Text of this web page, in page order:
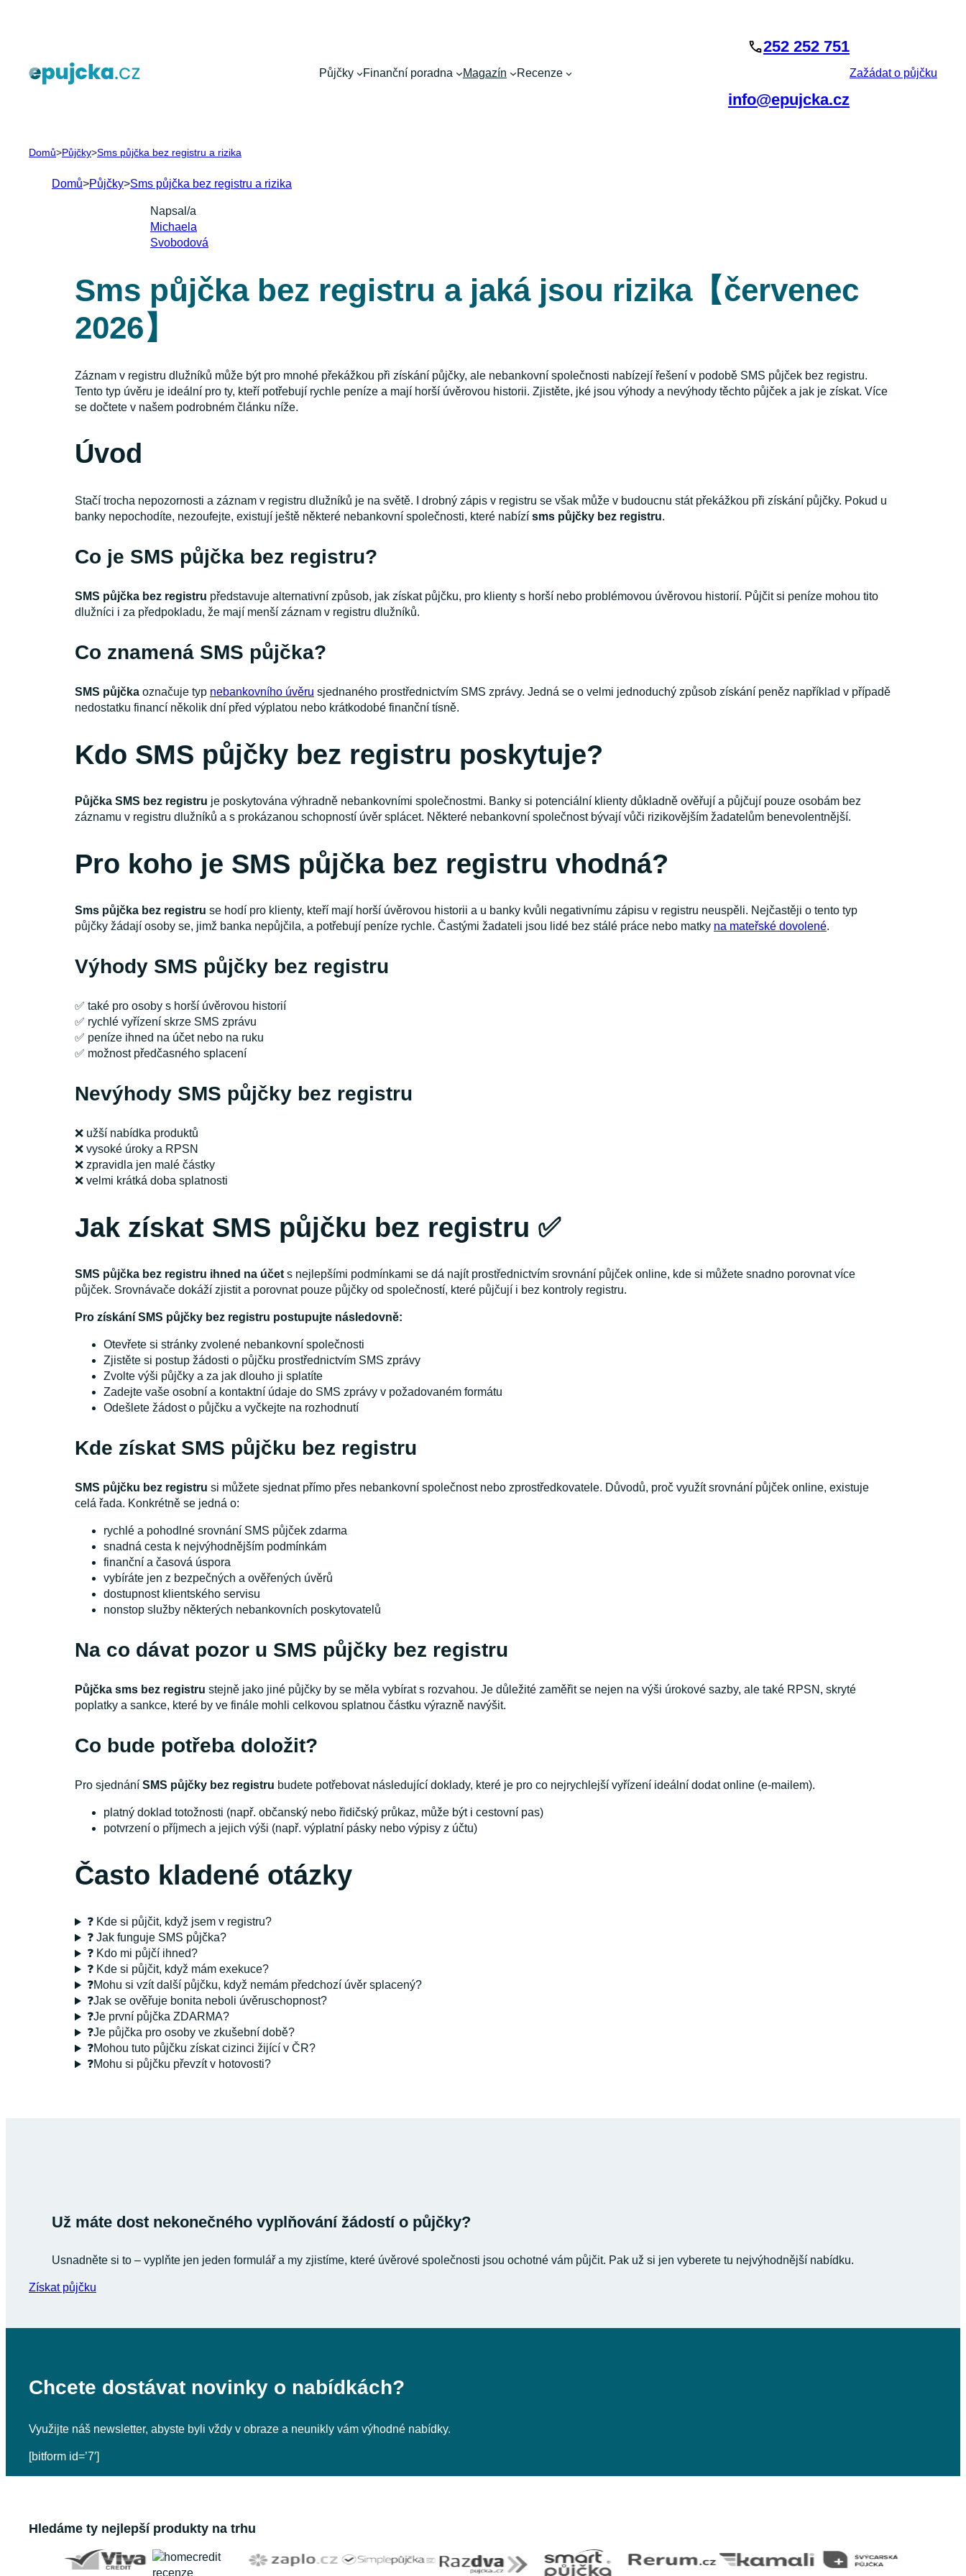
Půjčky Finanční poradna Magazín Recenze
252 252 751
info@epujcka.cz
Zažádat o půjčku
Domů>Půjčky>Sms půjčka bez registru a rizika
Domů>Půjčky>Sms půjčka bez registru a rizika
Napsal/a
Michaela
Svobodová
Sms půjčka bez registru a jaká jsou rizika【červenec
2026】
Záznam v registru dlužníků může být pro mnohé překážkou při získání půjčky, ale nebankovní společnosti nabízejí řešení v podobě SMS půjček bez registru.
Tento typ úvěru je ideální pro ty, kteří potřebují rychle peníze a mají horší úvěrovou historii. Zjistěte, jké jsou výhody a nevýhody těchto půjček a jak je získat. Více
se dočtete v našem podrobném článku níže.
Úvod
Stačí trocha nepozornosti a záznam v registru dlužníků je na světě. I drobný zápis v registru se však může v budoucnu stát překážkou při získání půjčky. Pokud u
banky nepochodíte, nezoufejte, existují ještě některé nebankovní společnosti, které nabízí sms půjčky bez registru.
Co je SMS půjčka bez registru?
SMS půjčka bez registru představuje alternativní způsob, jak získat půjčku, pro klienty s horší nebo problémovou úvěrovou historií. Půjčit si peníze mohou tito
dlužníci i za předpokladu, že mají menší záznam v registru dlužníků.
Co znamená SMS půjčka?
SMS půjčka označuje typ nebankovního úvěru sjednaného prostřednictvím SMS zprávy. Jedná se o velmi jednoduchý způsob získání peněz například v případě
nedostatku financí několik dní před výplatou nebo krátkodobé finanční tísně.
Kdo SMS půjčky bez registru poskytuje?
Půjčka SMS bez registru je poskytována výhradně nebankovními společnostmi. Banky si potenciální klienty důkladně ověřují a půjčují pouze osobám bez
záznamu v registru dlužníků a s prokázanou schopností úvěr splácet. Některé nebankovní společnost bývají vůči rizikovějším žadatelům benevolentnější.
Pro koho je SMS půjčka bez registru vhodná?
Sms půjčka bez registru se hodí pro klienty, kteří mají horší úvěrovou historii a u banky kvůli negativnímu zápisu v registru neuspěli. Nejčastěji o tento typ
půjčky žádají osoby se, jimž banka nepůjčila, a potřebují peníze rychle. Častými žadateli jsou lidé bez stálé práce nebo matky na mateřské dovolené.
Výhody SMS půjčky bez registru
✅ také pro osoby s horší úvěrovou historií
✅ rychlé vyřízení skrze SMS zprávu
✅ peníze ihned na účet nebo na ruku
✅ možnost předčasného splacení
Nevýhody SMS půjčky bez registru
❌ užší nabídka produktů
❌ vysoké úroky a RPSN
❌ zpravidla jen malé částky
❌ velmi krátká doba splatnosti
Jak získat SMS půjčku bez registru ✅
SMS půjčka bez registru ihned na účet s nejlepšími podmínkami se dá najít prostřednictvím srovnání půjček online, kde si můžete snadno porovnat více
půjček. Srovnávače dokáží zjistit a porovnat pouze půjčky od společností, které půjčují i bez kontroly registru.
Pro získání SMS půjčky bez registru postupujte následovně:
Otevřete si stránky zvolené nebankovní společnosti
Zjistěte si postup žádosti o půjčku prostřednictvím SMS zprávy
Zvolte výši půjčky a za jak dlouho ji splatíte
Zadejte vaše osobní a kontaktní údaje do SMS zprávy v požadovaném formátu
Odešlete žádost o půjčku a vyčkejte na rozhodnutí
Kde získat SMS půjčku bez registru
SMS půjčku bez registru si můžete sjednat přímo přes nebankovní společnost nebo zprostředkovatele. Důvodů, proč využít srovnání půjček online, existuje
celá řada. Konkrétně se jedná o:
rychlé a pohodlné srovnání SMS půjček zdarma
snadná cesta k nejvýhodnějším podmínkám
finanční a časová úspora
vybíráte jen z bezpečných a ověřených úvěrů
dostupnost klientského servisu
nonstop služby některých nebankovních poskytovatelů
Na co dávat pozor u SMS půjčky bez registru
Půjčka sms bez registru stejně jako jiné půjčky by se měla vybírat s rozvahou. Je důležité zaměřit se nejen na výši úrokové sazby, ale také RPSN, skryté
poplatky a sankce, které by ve finále mohli celkovou splatnou částku výrazně navýšit.
Co bude potřeba doložit?
Pro sjednání SMS půjčky bez registru budete potřebovat následující doklady, které je pro co nejrychlejší vyřízení ideální dodat online (e-mailem).
platný doklad totožnosti (např. občanský nebo řidičský průkaz, může být i cestovní pas)
potvrzení o příjmech a jejich výši (např. výplatní pásky nebo výpisy z účtu)
Často kladené otázky
❓ Kde si půjčit, když jsem v registru?
❓ Jak funguje SMS půjčka?
❓ Kdo mi půjčí ihned?
❓ Kde si půjčit, když mám exekuce?
❓Mohu si vzít další půjčku, když nemám předchozí úvěr splacený?
❓Jak se ověřuje bonita neboli úvěruschopnost?
❓Je první půjčka ZDARMA?
❓Je půjčka pro osoby ve zkušební době?
❓Mohou tuto půjčku získat cizinci žijící v ČR?
❓Mohu si půjčku převzít v hotovosti?
Už máte dost nekonečného vyplňování žádostí o půjčky?
Usnadněte si to – vyplňte jen jeden formulář a my zjistíme, které úvěrové společnosti jsou ochotné vám půjčit. Pak už si jen vyberete tu nejvýhodnější nabídku.
Získat půjčku
Chcete dostávat novinky o nabídkách?
Využijte náš newsletter, abyste byli vždy v obraze a neunikly vám výhodné nabídky.
[bitform id=’7′]
Hledáme ty nejlepší produkty na trhu